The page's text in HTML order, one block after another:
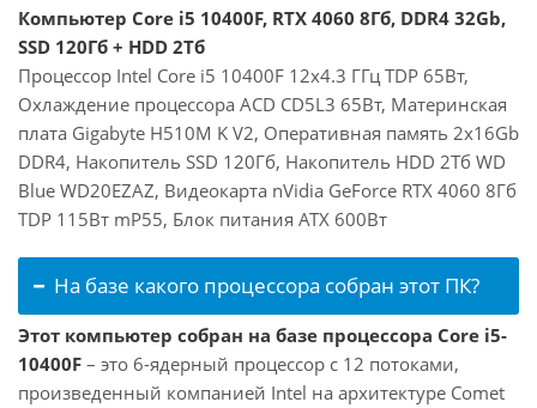
Компьютер Core i5 10400F, RTX 4060 8Гб, DDR4 32Gb,
SSD 120Гб + HDD 2Тб
Процессор Intel Core i5 10400F 12x4.3 ГГц TDP 65Вт,
Охлаждение процессора ACD CD5L3 65Вт, Материнская
плата Gigabyte H510M K V2, Оперативная память 2x16Gb
DDR4, Накопитель SSD 120Гб, Накопитель HDD 2Тб WD
Blue WD20EZAZ, Видеокарта nVidia GeForce RTX 4060 8Гб
TDP 115Вт mP55, Блок питания ATX 600Вт
На базе какого процессора собран этот ПК?
Этот компьютер собран на базе процессора Core i5-
10400F – это 6-ядерный процессор с 12 потоками,
произведенный компанией Intel на архитектуре Comet